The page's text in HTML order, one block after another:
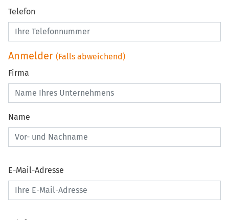
Telefon
Anmelder (Falls abweichend)
Firma
Name
E-Mail-Adresse